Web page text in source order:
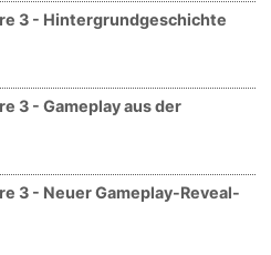
3 - Hintergrundgeschichte
3 - Gameplay aus der
3 - Neuer Gameplay-Reveal-